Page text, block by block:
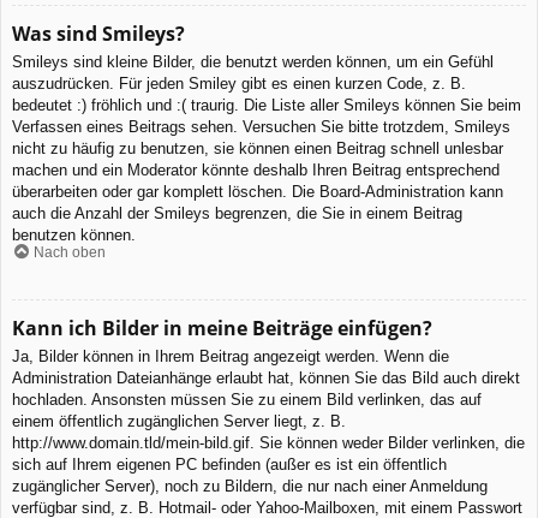
Was sind Smileys?
Smileys sind kleine Bilder, die benutzt werden können, um ein Gefühl
auszudrücken. Für jeden Smiley gibt es einen kurzen Code, z. B.
bedeutet :) fröhlich und :( traurig. Die Liste aller Smileys können Sie beim
Verfassen eines Beitrags sehen. Versuchen Sie bitte trotzdem, Smileys
nicht zu häufig zu benutzen, sie können einen Beitrag schnell unlesbar
machen und ein Moderator könnte deshalb Ihren Beitrag entsprechend
überarbeiten oder gar komplett löschen. Die Board-Administration kann
auch die Anzahl der Smileys begrenzen, die Sie in einem Beitrag
benutzen können.
Nach oben
Kann ich Bilder in meine Beiträge einfügen?
Ja, Bilder können in Ihrem Beitrag angezeigt werden. Wenn die
Administration Dateianhänge erlaubt hat, können Sie das Bild auch direkt
hochladen. Ansonsten müssen Sie zu einem Bild verlinken, das auf
einem öffentlich zugänglichen Server liegt, z. B.
http://www.domain.tld/mein-bild.gif. Sie können weder Bilder verlinken, die
sich auf Ihrem eigenen PC befinden (außer es ist ein öffentlich
zugänglicher Server), noch zu Bildern, die nur nach einer Anmeldung
verfügbar sind, z. B. Hotmail- oder Yahoo-Mailboxen, mit einem Passwort